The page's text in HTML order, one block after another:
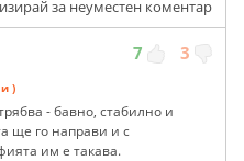
за неуместен коментар
7 3
)
- бавно, стабилно и
ще го направи и с
им е такава.